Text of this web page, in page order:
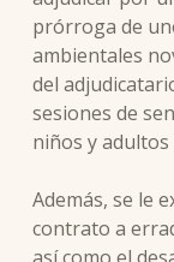
prórroga de
ambientales
del
sesiones de
niños y
Además, se le
contrato a